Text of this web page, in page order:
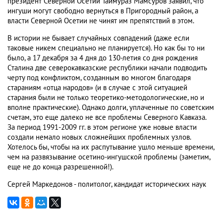
ингуши могут свободно вернуться в Пригородный район, а
власти Северной Осетии не чинят им препятствий в этом.
В истории не бывает случайных совпадений (даже если
таковые никем специально не планируется). Но как бы то ни
было, а 17 декабря за 4 дня до 130-летия со дня рождения
Сталина две северокавказские республики начали подводить
черту под конфликтом, созданным во многом благодаря
стараниям «отца народов» (и в случае с этой ситуацией
старания были не только теоретико-методологические, но и
вполне практические). Однако долги, уплаченные по советским
счетам, это еще далеко не все проблемы Северного Кавказа.
За период 1991-2009 гг. в этом регионе уже новые власти
создали немало новых сложнейших проблемных узлов.
Хотелось бы, чтобы на их распутывание ушло меньше времени,
чем на развязывание осетино-ингушской проблемы (заметим,
еще не до конца разрешенной!).
Сергей Маркедонов - политолог, кандидат исторических наук